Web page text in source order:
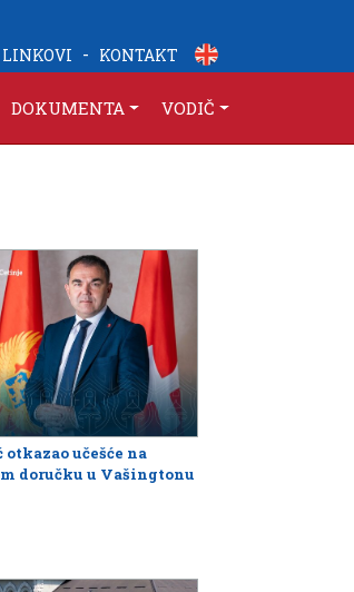
LINKOVI - KONTAKT
DOKUMENTA VODIČ
učešće na
doručku u Vašingtonu